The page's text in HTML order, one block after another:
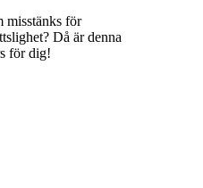
misstänks för
Då är denna
för dig!